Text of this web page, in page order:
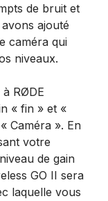
de bruit et
ajouté
caméra qui
niveaux.
RØDE
« fin » et «
Caméra ». En
votre
de gain
GO II sera
laquelle vous